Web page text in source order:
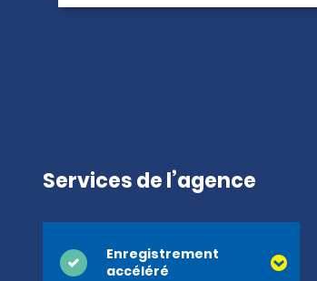
Services de l’agence
Enregistrement
accéléré